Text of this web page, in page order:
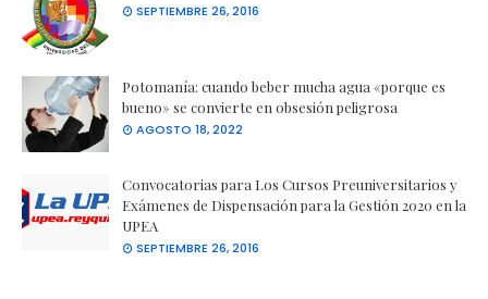
SEPTIEMBRE 26, 2016
Potomanía: cuando beber mucha agua «porque es
bueno» se convierte en obsesión peligrosa
AGOSTO 18, 2022
Convocatorias para Los Cursos Preuniversitarios y
Exámenes de Dispensación para la Gestión 2020 en la
UPEA
SEPTIEMBRE 26, 2016